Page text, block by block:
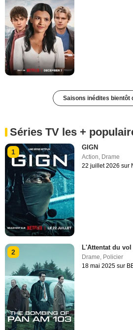
Saisons inédites bientôt
Séries TV les +
1
GIGN
Action, Drame
22 juillet 2026 sur
2
L'Attentat du vol
Drame, Policier
18 mai 2025 sur